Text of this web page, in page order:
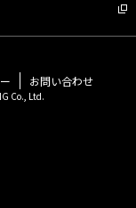
お問い合わせ
Co., Ltd.